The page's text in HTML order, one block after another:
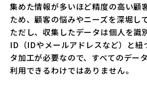
集めた情報が多いほど精度の高い顧
ため、顧客の悩みやニーズを深堀し
ただし、収集したデータは個人を識
ID（IDやメールアドレスなど）と紐
タ加工が必要なので、すべてのデー
利用できるわけではありません。